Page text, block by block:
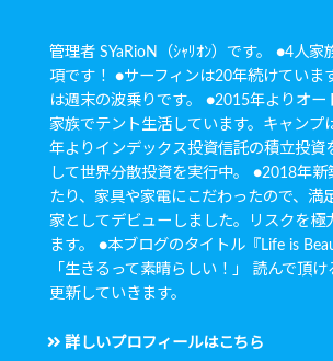
管理者 SYaRioN（ｼｬﾘｵﾝ）です。 ●4人
項です！ ●サーフィンは20年続けていま
は週末の波乗りです。 ●2015年よりオ
家族でテント生活しています。キャン
年よりインデックス投資信託の積立投
して世界分散投資を実行中。 ●2018年
たり、家具や家電にこだわったので、
家としてデビューしました。リスクを
ます。 ●本ブログのタイトル『Life is
「生きるって素晴らしい！」 読んで頂
更新していきます。
詳しいプロフィールはこちら